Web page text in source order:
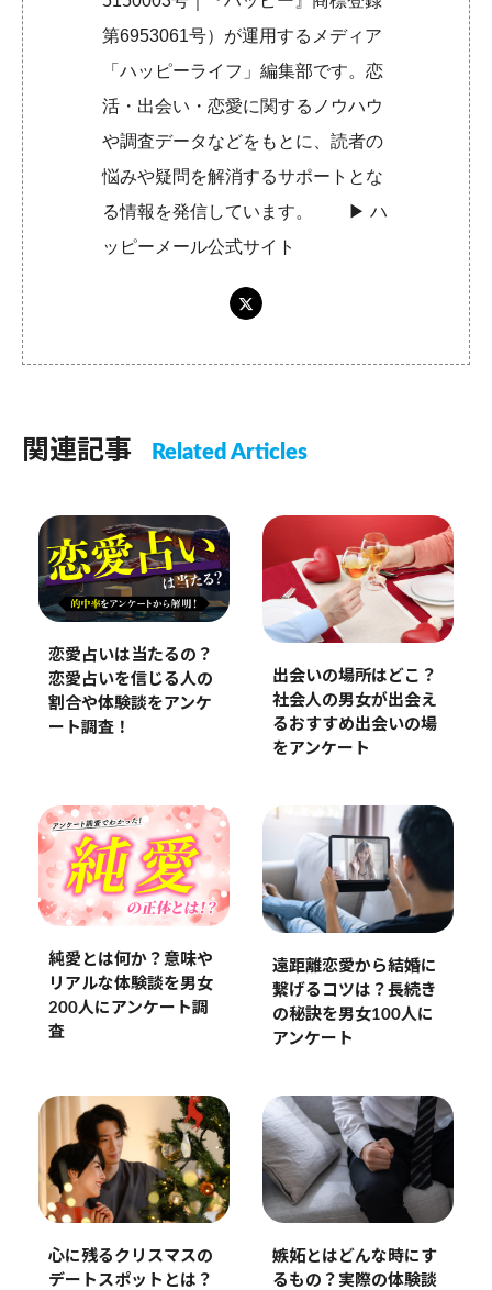
第6953061号）が運用するメディア
「ハッピーライフ」編集部です。恋
活・出会い・恋愛に関するノウハウ
や調査データなどをもとに、読者の
悩みや疑問を解消するサポートとな
る情報を発信しています。 ▶︎ハ
ッピーメール公式サイト
関連記事 Related Articles
恋愛占いは当たるの？
恋愛占いを信じる人の
割合や体験談をアンケ
ート調査！
出会いの場所はどこ？
社会人の男女が出会え
るおすすめ出会いの場
をアンケート
純愛とは何か？意味や
リアルな体験談を男女
200人にアンケート調
査
遠距離恋愛から結婚に
繋げるコツは？長続き
の秘訣を男女100人に
アンケート
心に残るクリスマスの
デートスポットとは？
嫉妬とはどんな時にす
るもの？実際の体験談